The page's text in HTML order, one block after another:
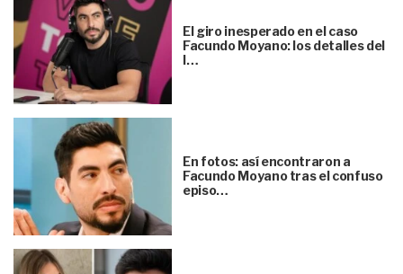
El giro inesperado en el caso
Facundo Moyano: los detalles del
l…
En fotos: así encontraron a
Facundo Moyano tras el confuso
episo…